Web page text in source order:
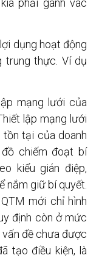
dụng hoạt động
trung thực. Ví dụ
mạng lưới của
lập mạng lưới
tại của doanh
đồ chiếm đoạt bí
kiểu gián điệp,
nắm giữ bí quyết.
mới chỉ hình
định còn ở mức
vấn đề chưa được
tạo điều kiện, là